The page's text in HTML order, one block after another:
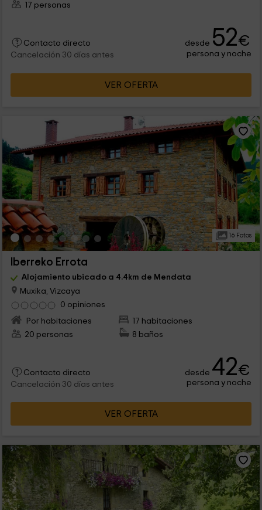
17 personas
Contacto directo
Cancelación 30 días antes
desde 52€
persona y noche
VER OFERTA
16 Fotos
Iberreko Errota
Alojamiento ubicado a 4.4km de Mendata
Muxika, Vizcaya
0 opiniones
Por habitaciones
17 habitaciones
20 personas
8 baños
Contacto directo
Cancelación 30 días antes
desde 42€
persona y noche
VER OFERTA